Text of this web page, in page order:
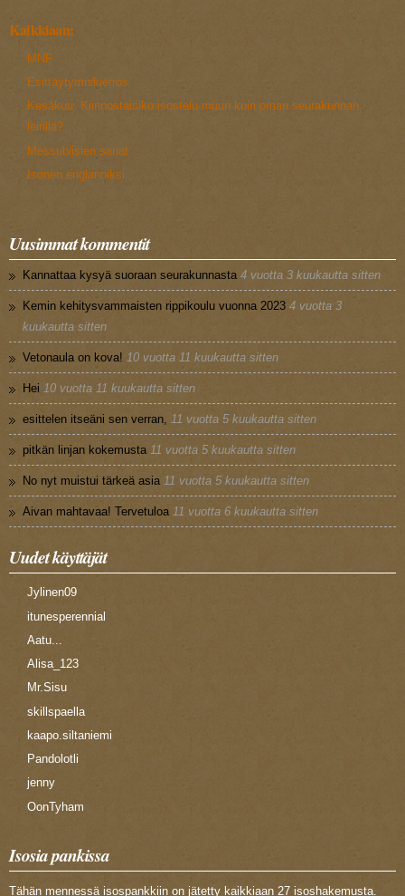
Kaikkiaan:
MNF
Esittäytymiskierros
Kesäkuu: Kiinnostaisiko isostelu muun kuin oman seurakunnan
leirillä?
Messubiisien sanat
Isonen englanniksi
Uusimmat kommentit
Kannattaa kysyä suoraan seurakunnasta 4 vuotta 3 kuukautta sitten
Kemin kehitysvammaisten rippikoulu vuonna 2023 4 vuotta 3
kuukautta sitten
Vetonaula on kova! 10 vuotta 11 kuukautta sitten
Hei 10 vuotta 11 kuukautta sitten
esittelen itseäni sen verran, 11 vuotta 5 kuukautta sitten
pitkän linjan kokemusta 11 vuotta 5 kuukautta sitten
No nyt muistui tärkeä asia 11 vuotta 5 kuukautta sitten
Aivan mahtavaa! Tervetuloa 11 vuotta 6 kuukautta sitten
Uudet käyttäjät
Jylinen09
itunesperennial
Aatu...
Alisa_123
Mr.Sisu
skillspaella
kaapo.siltaniemi
Pandolotli
jenny
OonTyham
Isosia pankissa
Tähän mennessä isospankkiin on jätetty kaikkiaan 27 isoshakemusta.